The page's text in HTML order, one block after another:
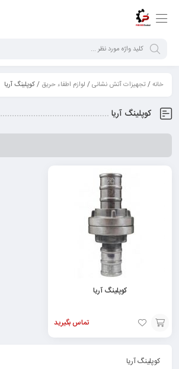
خانه/تجهیزات آتش نشانی/ لوازم اطفاء حریق / کوپلینگ آریا
کوپلینگ آریا
کوپلینگ آریا
تماس بگیرید
تماس
با ما
کوپلینگ آریا